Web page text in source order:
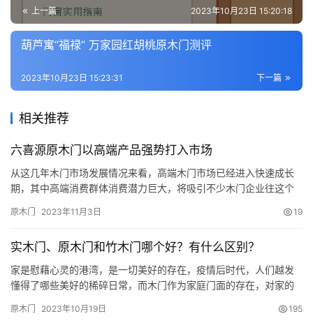
上一篇 2023年10月23日 15:20:18
葫芦寓“福禄” 万家园红胡桃原木门测评
下一篇
2023年10月23日 15:23:31
相关推荐
六喜源原木门以高端产品强势打入市场
从这几年木门市场发展情况来看，高端木门市场已经进入快速成长
期，其中高端消费群体消费潜力巨大，将吸引不少木门企业往这个
人们消费水平的提高，他们越来越重视生活质量，更愿意购买一些
品受到了热烈追捧。在对一些消费者进行随机采访时，有很多人表
示，与花…
原木门 2023年11月3日 19
实木门、原木门和竹木门哪个好？有什么区别？
家是慰藉心灵的港湾，是一切美好的存在，疫情后时代，人们越发
懂得了哪些美好的稀碎日常，而木门作为家庭门面的存在，对家的
外观的同时，更注重其品质感和安全环保性能，最近有很多后台咨
原木门 2023年10月19日 195